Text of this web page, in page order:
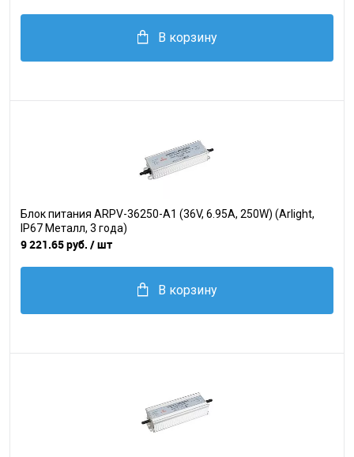
В корзину
Блок питания ARPV-36250-A1 (36V, 6.95A, 250W) (Arlight,
IP67 Металл, 3 года)
9 221.65 руб. / шт
В корзину